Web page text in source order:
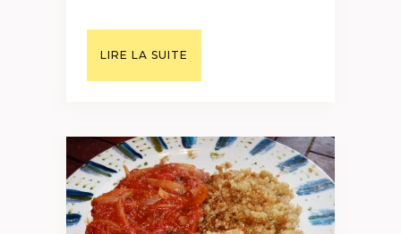
LIRE LA SUITE